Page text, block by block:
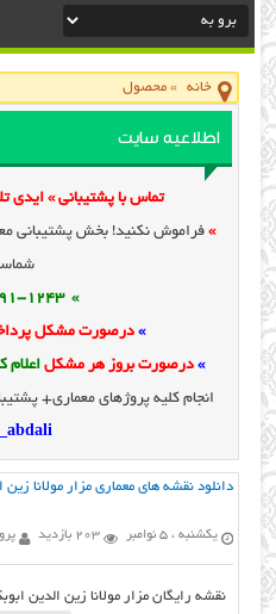
خانه »محصول
اطلاعیه سایت
تماس با پشتیبانی » ایدی
» فراموش نکنید! بخش پشتیبانی
» 0916-891-1243
» درصورت مشکل
» درصورت بروز هر مشکل اعلام
انجام کلیه پروژهای معماری+
دانلود نقشه های معماری مزار مولانا زین
یکشنبه ، 5 نوامبر 203 بازدید
نقشه رایگان مزار مولانا زین الدین